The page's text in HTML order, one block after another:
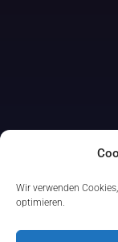
Wir verwenden
optimieren.